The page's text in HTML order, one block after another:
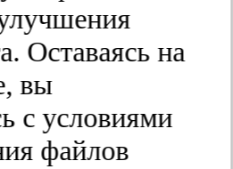
куль­
17
Оставаясь на
вы
с условиями
файлов